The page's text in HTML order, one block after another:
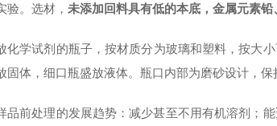
验。选材， 未添加回料具有低的本底， 金属元素铅
化学试剂 的瓶子，按材质分为玻璃和塑料，按大
固体，细口瓶盛放液体。瓶口内部为磨砂设计，保
品前处理的发展趋势：减少甚至不用有机溶剂；